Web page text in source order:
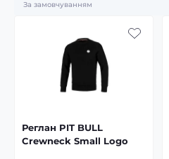
Реглан PIT BULL
Crewneck Small Logo